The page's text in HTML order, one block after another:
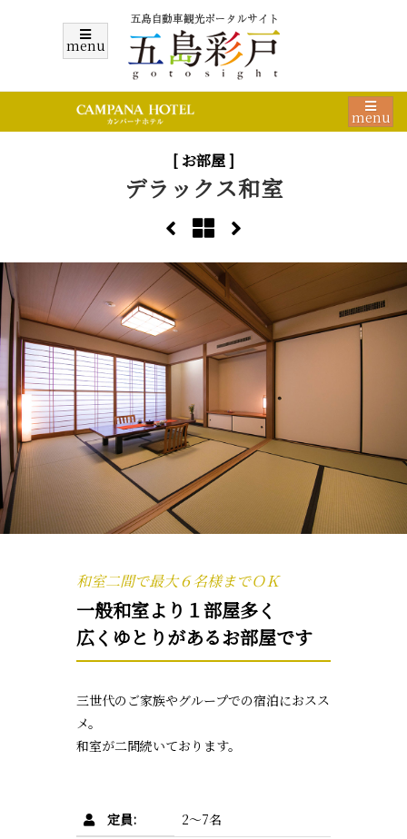
menu
menu
[ お部屋 ]
デラックス和室
和室二間で最大６名様までＯＫ
一般和室より１部屋多く
広くゆとりがあるお部屋です
三世代のご家族やグループでの宿泊におスス
メ。
和室が二間続いております。
定員:
2〜7名